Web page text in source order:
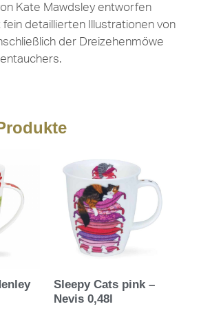
Kate Mawdsley entworfen
fein detaillierten Illustrationen von
der Dreizehenmöwe
Sleepy Cats pink –
Nevis 0,48l